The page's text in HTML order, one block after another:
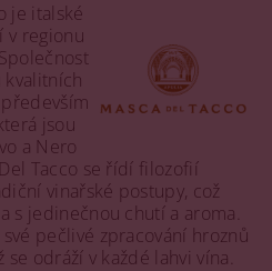
je italské
v regionu
kvalitních
jsou
a Nero
Tacco se řídí filozofií
vinařské postupy, což
s jedinečnou chutí a aroma.
pečlivé zpracování hroznů
odráží v každé lahvi vína.